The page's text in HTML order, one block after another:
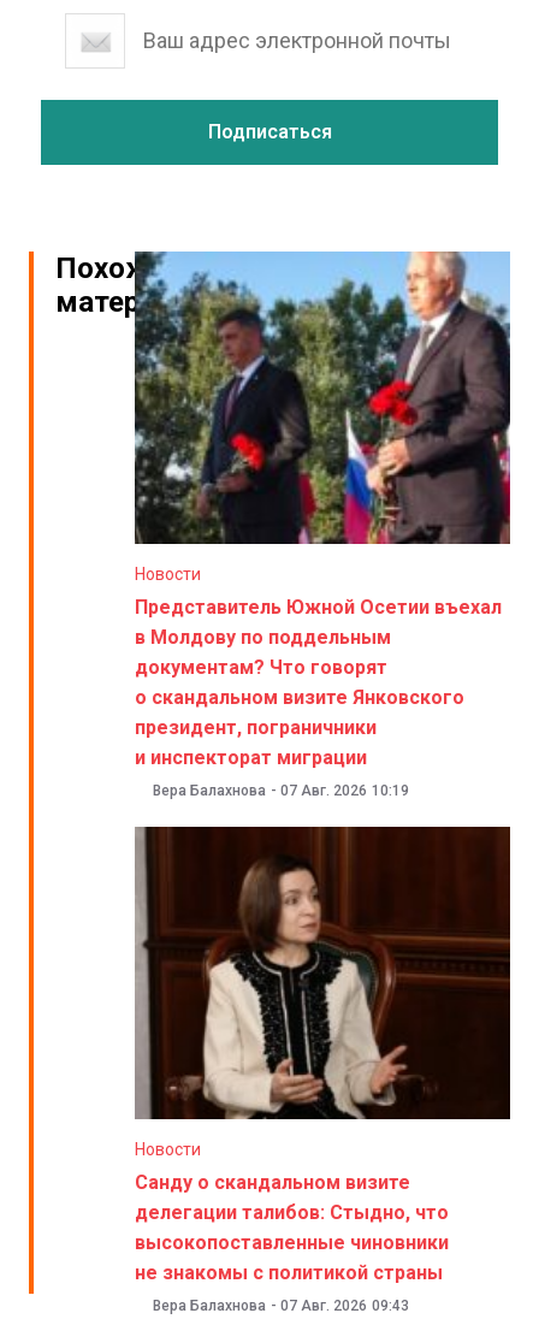
Похожие
материалы
Новости
Представитель Южной Осетии въехал
в Молдову по поддельным
документам? Что говорят
о скандальном визите Янковского
президент, пограничники
и инспекторат миграции
Вера Балахнова - 07 Авг. 2026 10:19
Новости
Санду о скандальном визите
делегации талибов: Стыдно, что
высокопоставленные чиновники
не знакомы с политикой страны
Вера Балахнова - 07 Авг. 2026 09:43